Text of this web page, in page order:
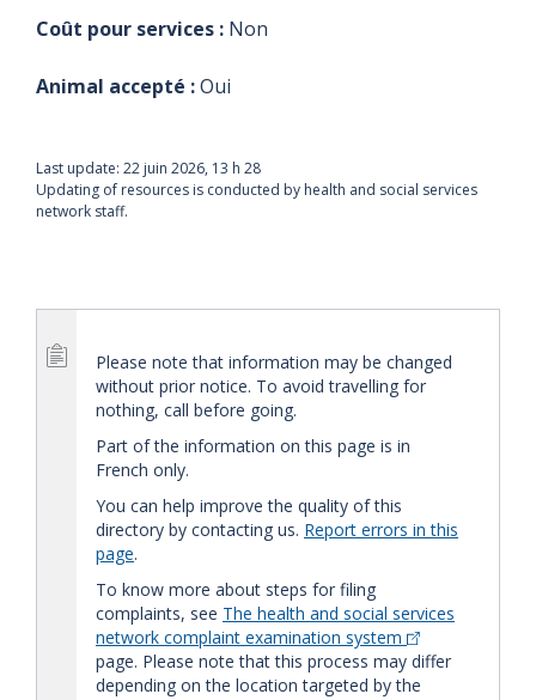
Coût pour services : Non
Animal accepté :Oui
Last update: 22 juin 2026, 13 h 28
Updating of resources is conducted by health and social services
network staff.
Please note that information may be changed
without prior notice. To avoid travelling for
nothing, call before going.
Part of the information on this page is in
French only.
You can help improve the quality of this
directory by contacting us. Report errors in this
page.
To know more about steps for filing
complaints, see The health and social services
network complaint examination system
page. Please note that this process may differ
depending on the location targeted by the